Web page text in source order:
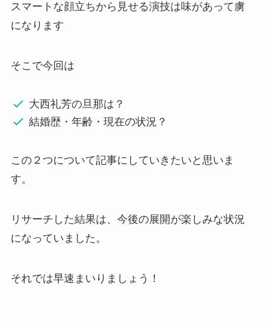
スマートな顔立ちから見せる演技は味があって虜
になります
そこで今回は
大西礼芳の旦那は？
結婚歴・年齢・現在の状況？
この２つについて記事にしていきたいと思いま
す。
リサーチした結果は、今後の展開が楽しみな状況
になっていました。
それでは早速まいりましょう！